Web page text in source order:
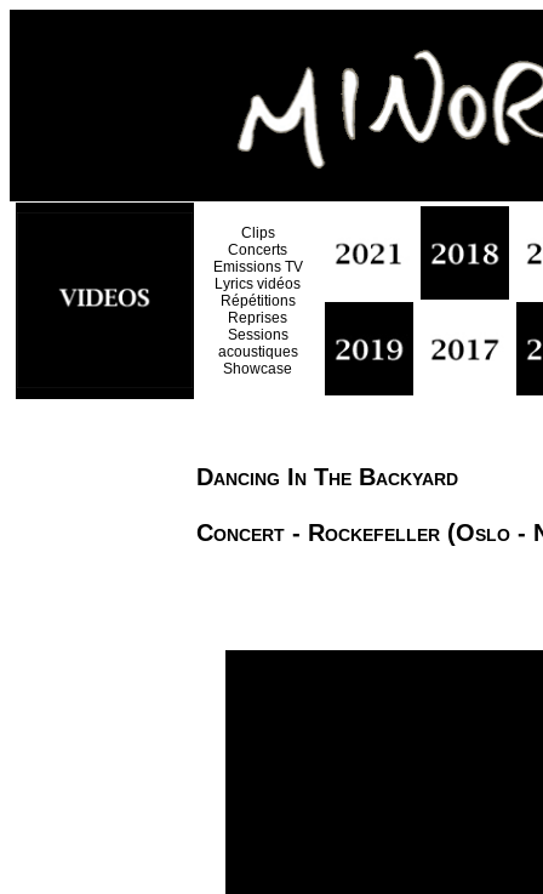
Clips
Concerts
Emissions TV
Lyrics vidéos
Répétitions
Reprises
Sessions
acoustiques
Showcase
Dancing In The Backyard
Concert - Rockefeller (Oslo -